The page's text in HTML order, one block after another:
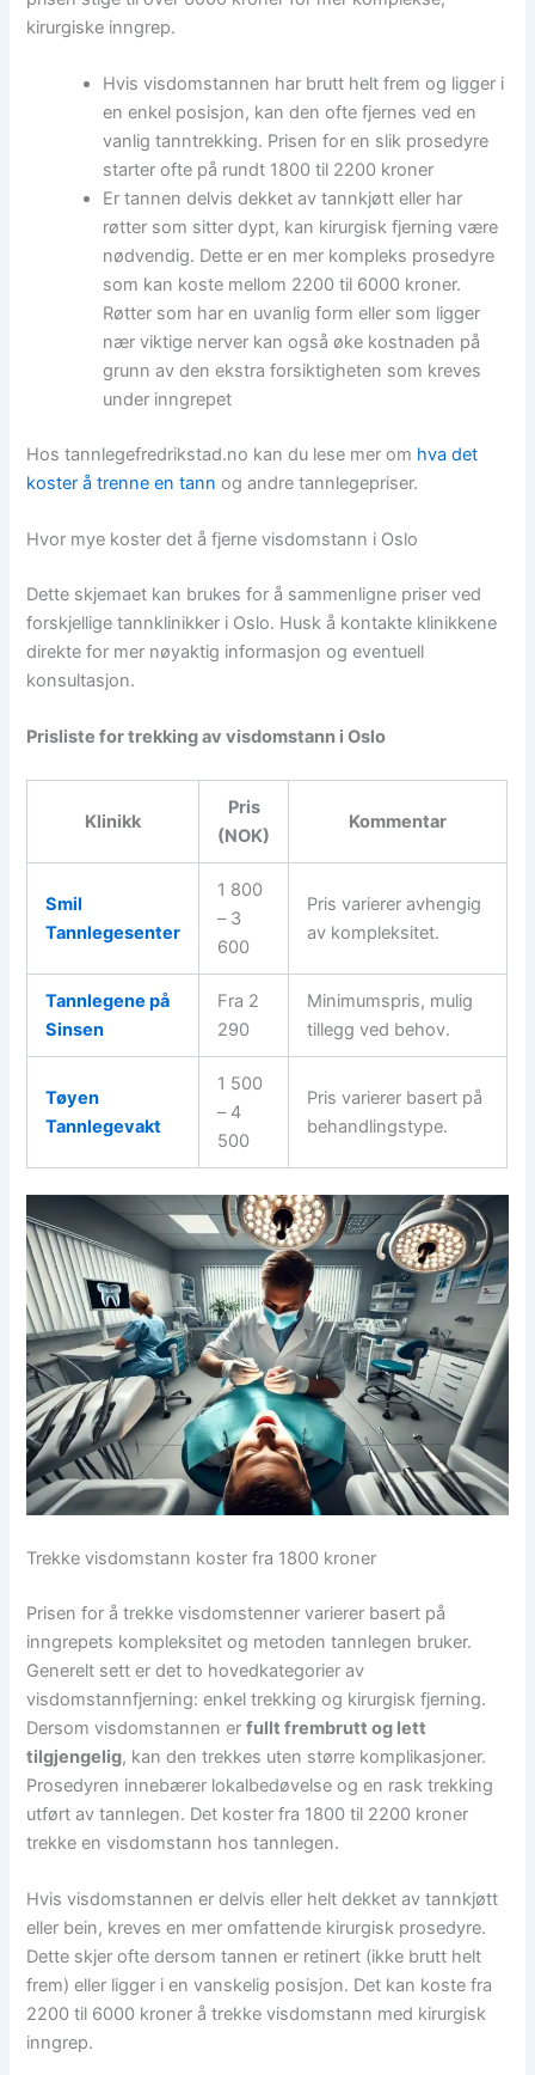
kirurgiske inngrep.
Hvis visdomstannen har brutt helt frem og ligger i
en enkel posisjon, kan den ofte fjernes ved en
vanlig tanntrekking. Prisen for en slik prosedyre
starter ofte på rundt 1800 til 2200 kroner
Er tannen delvis dekket av tannkjøtt eller har
røtter som sitter dypt, kan kirurgisk fjerning være
nødvendig. Dette er en mer kompleks prosedyre
som kan koste mellom 2200 til 6000 kroner.
Røtter som har en uvanlig form eller som ligger
nær viktige nerver kan også øke kostnaden på
grunn av den ekstra forsiktigheten som kreves
under inngrepet
Hos tannlegefredrikstad.no kan du lese mer om hva det
koster å trenne en tann og andre tannlegepriser.
Hvor mye koster det å fjerne visdomstann i Oslo
Dette skjemaet kan brukes for å sammenligne priser ved
forskjellige tannklinikker i Oslo. Husk å kontakte klinikkene
direkte for mer nøyaktig informasjon og eventuell
konsultasjon.
Prisliste for trekking av visdomstann i Oslo
Klinikk
Pris
(NOK)
Kommentar
Smil
Tannlegesenter
1 800
– 3
600
Pris varierer avhengig
av kompleksitet.
Tannlegene på
Sinsen
Fra 2
290
Minimumspris, mulig
tillegg ved behov.
Tøyen
Tannlegevakt
1 500
– 4
500
Pris varierer basert på
behandlingstype.
Trekke visdomstann koster fra 1800 kroner
Prisen for å trekke visdomstenner varierer basert på
inngrepets kompleksitet og metoden tannlegen bruker.
Generelt sett er det to hovedkategorier av
visdomstannfjerning: enkel trekking og kirurgisk fjerning.
Dersom visdomstannen erfullt frembrutt og lett
tilgjengelig, kan den trekkes uten større komplikasjoner.
Prosedyren innebærer lokalbedøvelse og en rask trekking
utført av tannlegen. Det koster fra 1800 til 2200 kroner
trekke en visdomstann hos tannlegen.
Hvis visdomstannen er delvis eller helt dekket av tannkjøtt
eller bein, kreves en mer omfattende kirurgisk prosedyre.
Dette skjer ofte dersom tannen er retinert (ikke brutt helt
frem) eller ligger i en vanskelig posisjon. Det kan koste fra
2200 til 6000 kroner å trekke visdomstann med kirurgisk
inngrep.